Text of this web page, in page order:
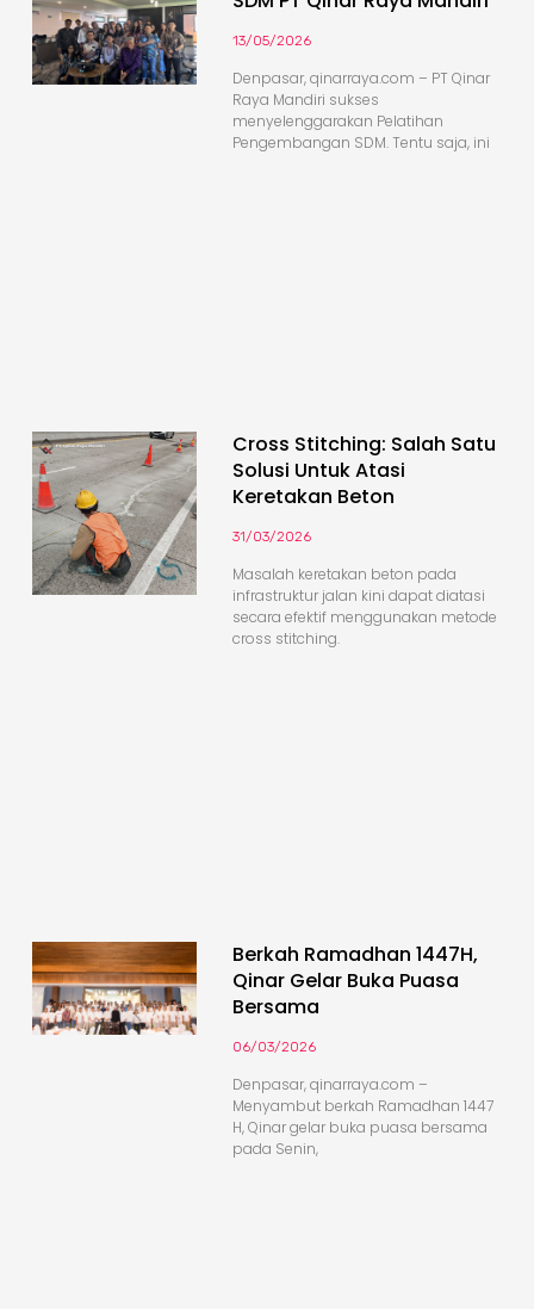
13/05/2026
Denpasar, qinarraya.com – PT Qinar
Raya Mandiri sukses
menyelenggarakan Pelatihan
Pengembangan SDM. Tentu saja, ini
Cross Stitching: Salah Satu
Solusi Untuk Atasi
Keretakan Beton
31/03/2026
Masalah keretakan beton pada
infrastruktur jalan kini dapat diatasi
secara efektif menggunakan metode
cross stitching.
Berkah Ramadhan 1447H,
Qinar Gelar Buka Puasa
Bersama
06/03/2026
Denpasar, qinarraya.com –
Menyambut berkah Ramadhan 1447
H, Qinar gelar buka puasa bersama
pada Senin,